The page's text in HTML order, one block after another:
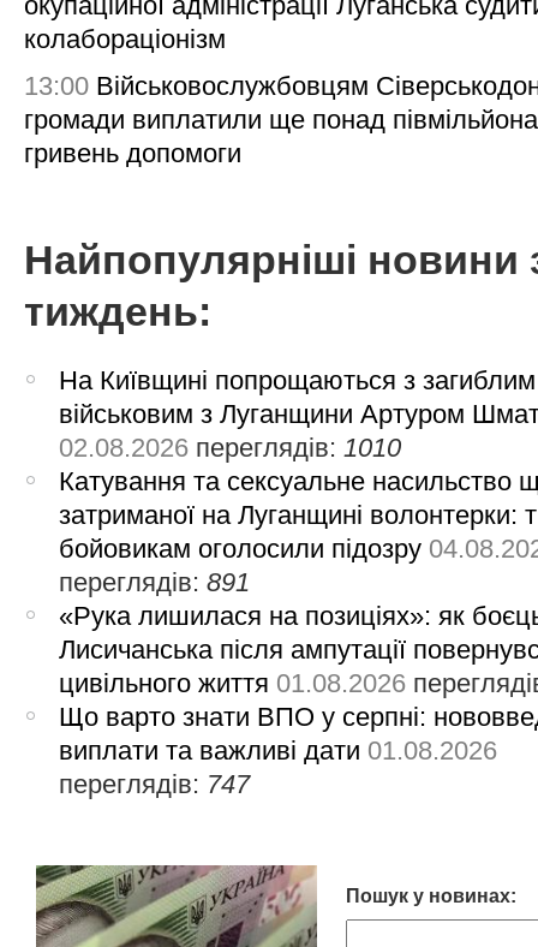
колабораціонізм
13:00 Військовослужбовцям
громади виплатили ще понад півмільйона
гривень допомоги
Найпопулярніші новини
тиждень:
На Київщині попрощаються з загиблим
військовим з Луганщини Артуром
02.08.2026 переглядів:1010
Катування та сексуальне насильство
затриманої на Луганщині волонтерки:
бойовикам оголосили підозру
переглядів:891
«Рука лишилася на позиціях»: як
Лисичанська після ампутації
цивільного життя 01.08.2026
Що варто знати ВПО у серпні:
виплати та важливі дати 01.08.2026
переглядів: 747
Пошук у новинах: